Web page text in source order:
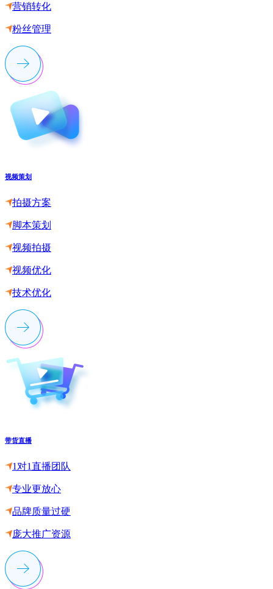
营销转化
粉丝管理
视频策划
拍摄方案
脚本策划
视频拍摄
视频优化
技术优化
带货直播
1对1直播团队
专业更放心
品牌质量过硬
庞大推广资源